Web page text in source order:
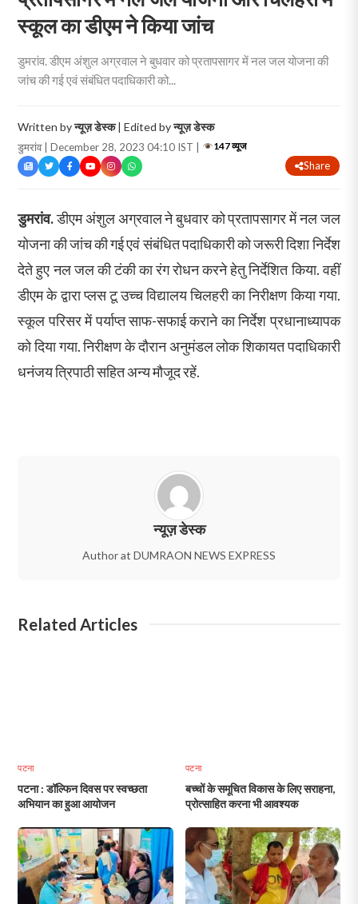
स्कूल का डीएम ने किया जांच
डुमरांव. डीएम अंशुल अग्रवाल ने बुधवार को प्रतापसागर में नल जल योजना की
जांच की गई एवं संबंधित पदाधिकारी को...
Written byन्यूज़ डेस्क| Edited byन्यूज़ डेस्क
डुमरांव | December 28, 2023 04:10 IST | 147 व्यूज
Share
डुमरांव.डीएम अंशुल अग्रवाल ने बुधवार को प्रतापसागर में नल जल
योजना की जांच की गई एवं संबंधित पदाधिकारी को जरूरी दिशा निर्देश
देते हुए नल जल की टंकी का रंग रोधन करने हेतु निर्देशित किया. वहीं
डीएम के द्वारा प्लस टू उच्च विद्यालय चिलहरी का निरीक्षण किया गया.
स्कूल परिसर में पर्याप्त साफ-सफाई कराने का निर्देश प्रधानाध्यापक
को दिया गया. निरीक्षण के दौरान अनुमंडल लोक शिकायत पदाधिकारी
धनंजय त्रिपाठी सहित अन्य मौजूद रहें.
न्यूज़ डेस्क
Author at DUMRAON NEWS EXPRESS
Related Articles
पटना
पटना : डॉल्फिन दिवस पर स्वच्छता
अभियान का हुआ आयोजन
पटना
बच्चों के समूचित विकास के लिए सराहना,
प्रोत्साहित करना भी आवश्यक